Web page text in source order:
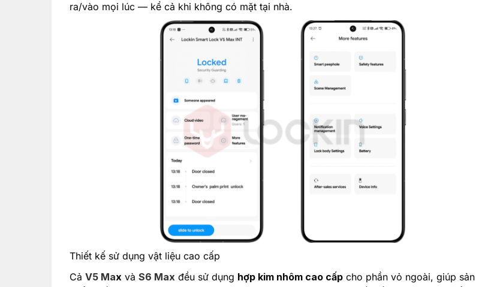
ra/vào mọi lúc — kể cả khi không có mặt tại nhà.
Thiết kế sử dụng vật liệu cao cấp
Cả V5 Maxvà S6 Maxđều sử dụng hợp kim nhôm cao cấpcho phần vỏ ngoài, giúp sản